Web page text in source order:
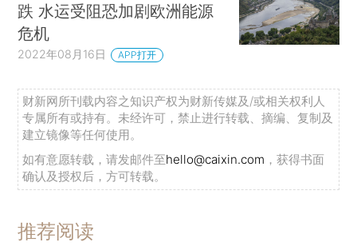
跌 水运受阻恐加剧欧洲能源
危机
2022年08月16日 APP打开
财新网所刊载内容之知识产权为财新传媒及/或相关权利人
专属所有或持有。未经许可，禁止进行转载、摘编、复制及
建立镜像等任何使用。
如有意愿转载，请发邮件至hello@caixin.com ，获得书面
确认及授权后，方可转载。
推荐阅读